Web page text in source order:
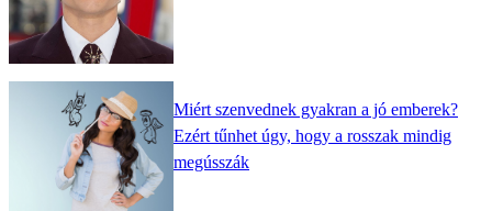
Miért szenvednek gyakran a jó emberek?
Ezért tűnhet úgy, hogy a rosszak mindig
megússzák